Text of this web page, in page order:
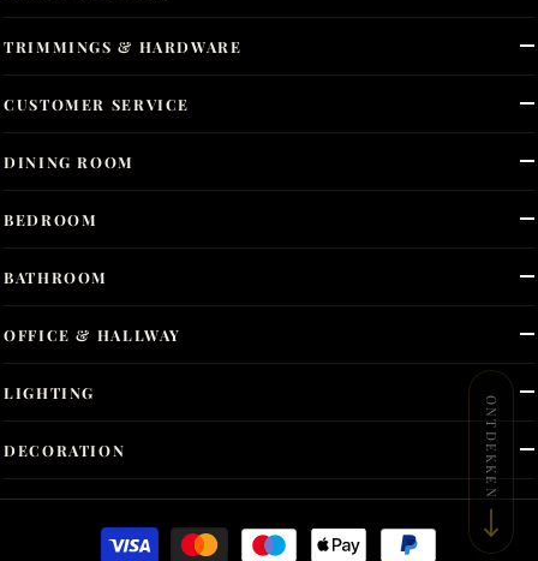
DINING ROOM
BEDROOM
BATHROOM
OFFICE & HALLWAY
LIGHTING
DECORATION
TRIMMINGS & HARDWARE
CUSTOMER SERVICE
ONTDEKKEN